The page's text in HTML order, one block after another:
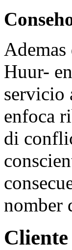
Huur-
servicio
enfoca
di
nomber